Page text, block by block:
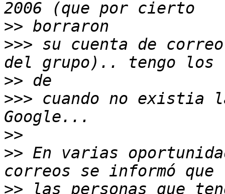
>>
>>> su cuenta de
>>
>>> cuando no existia
>>
>> En varias
>> las personas que